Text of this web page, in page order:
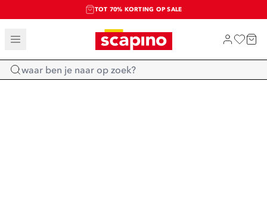
TOT 70% KORTING OP SALE
SALE: LAATSTE KANS!
SHOP NIEUW
Home